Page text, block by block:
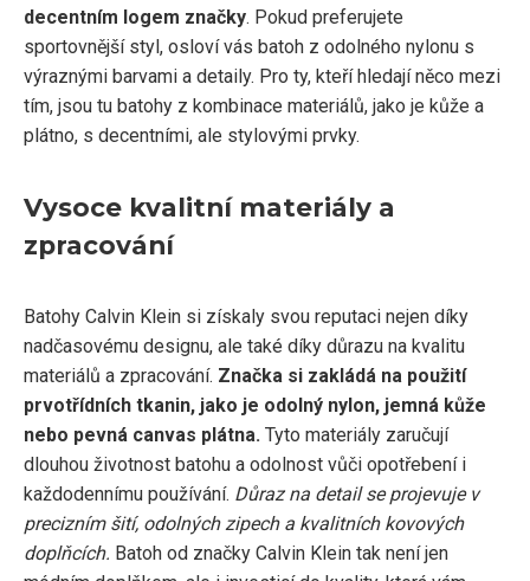
decentním logem značky. Pokud preferujete
sportovnější styl, osloví vás batoh z odolného nylonu s
výraznými barvami a detaily. Pro ty, kteří hledají něco mezi
tím, jsou tu batohy z kombinace materiálů, jako je kůže a
plátno, s decentními, ale stylovými prvky.
Vysoce kvalitní materiály a
zpracování
Batohy Calvin Klein si získaly svou reputaci nejen díky
nadčasovému designu, ale také díky důrazu na kvalitu
materiálů a zpracování. Značka si zakládá na použití
prvotřídních tkanin, jako je odolný nylon, jemná kůže
nebo pevná canvas plátna. Tyto materiály zaručují
dlouhou životnost batohu a odolnost vůči opotřebení i
každodennímu používání. Důraz na detail se projevuje v
precizním šití, odolných zipech a kvalitních kovových
doplňcích. Batoh od značky Calvin Klein tak není jen